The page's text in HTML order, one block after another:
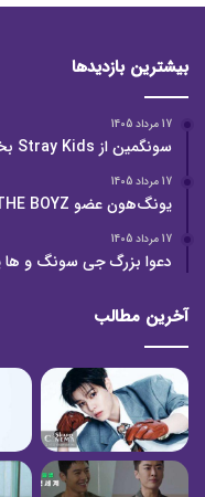
بیشترین بازدیدها
17 مرداد 1405
سونگمین از Stray Kids بخشی از تبلیغات بازگشت را از دست می‌دهد
17 مرداد 1405
یونگ‌هون عضو THE BOYZ به آژانس جدید پیوست
17 مرداد 1405
دعوا بزرگ جی سونگ و ها
آخرین مطالب